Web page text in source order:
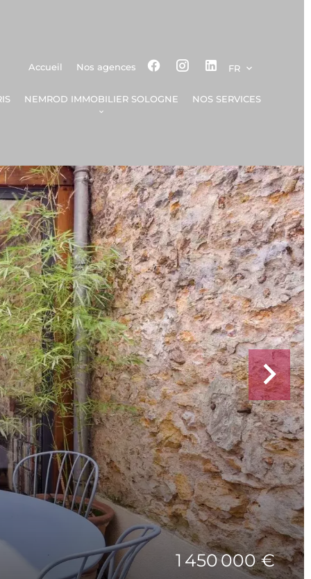
Accueil Nos agences FR
NEMROD IMMOBILIER SOLOGNE NOS SERVICES
1 450 000 €